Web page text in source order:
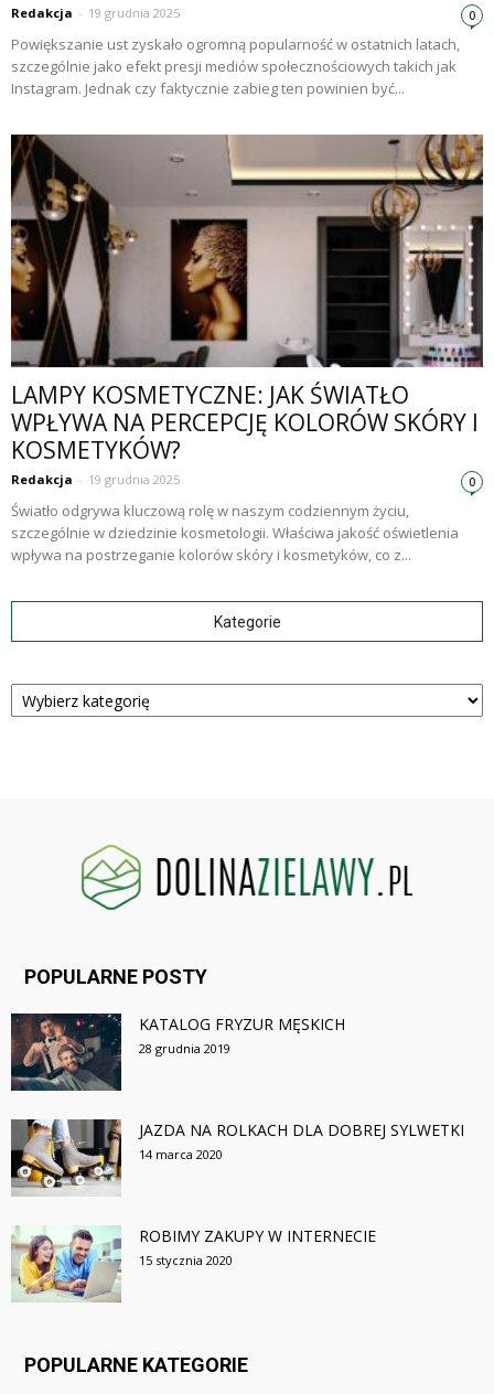
Redakcja - 19 grudnia 2025 0
Powiększanie ust zyskało ogromną popularność w ostatnich latach,
szczególnie jako efekt presji mediów społecznościowych takich jak
Instagram. Jednak czy faktycznie zabieg ten powinien być...
LAMPY KOSMETYCZNE: JAK ŚWIATŁO
WPŁYWA NA PERCEPCJĘ KOLORÓW SKÓRY I
KOSMETYKÓW?
Redakcja - 19 grudnia 2025 0
Światło odgrywa kluczową rolę w naszym codziennym życiu,
szczególnie w dziedzinie kosmetologii. Właściwa jakość oświetlenia
wpływa na postrzeganie kolorów skóry i kosmetyków, co z...
Kategorie
Kategorie
POPULARNE POSTY
KATALOG FRYZUR MĘSKICH
28 grudnia 2019
JAZDA NA ROLKACH DLA DOBREJ SYLWETKI
14 marca 2020
ROBIMY ZAKUPY W INTERNECIE
15 stycznia 2020
POPULARNE KATEGORIE